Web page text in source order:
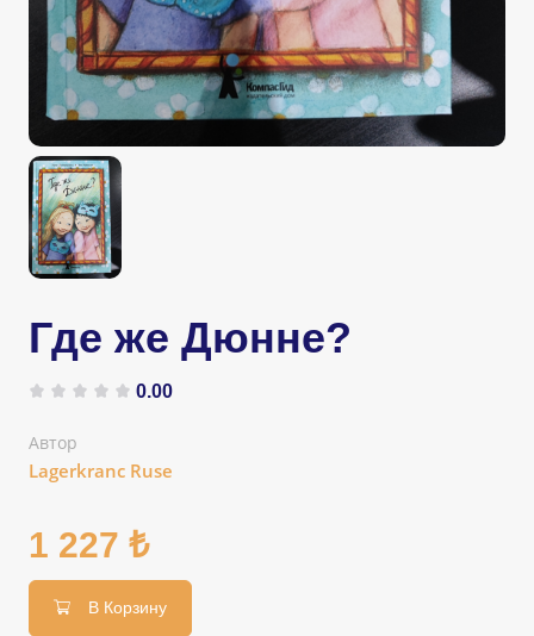
Где же Дюнне?
0.00
Автор
Lagerkranc Ruse
1 227 ₺
В Корзину